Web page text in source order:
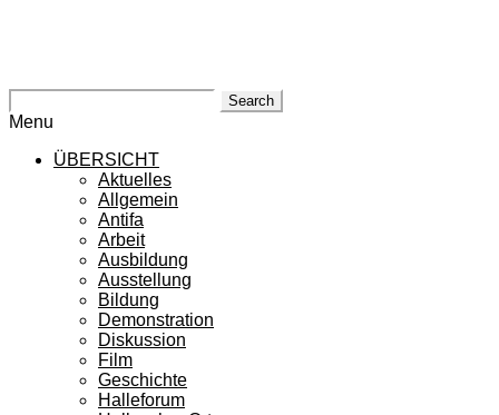
Search
Menu
ÜBERSICHT
Aktuelles
Allgemein
Antifa
Arbeit
Ausbildung
Ausstellung
Bildung
Demonstration
Diskussion
Film
Geschichte
Halleforum